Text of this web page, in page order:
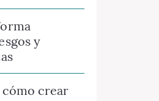
y
cómo crear